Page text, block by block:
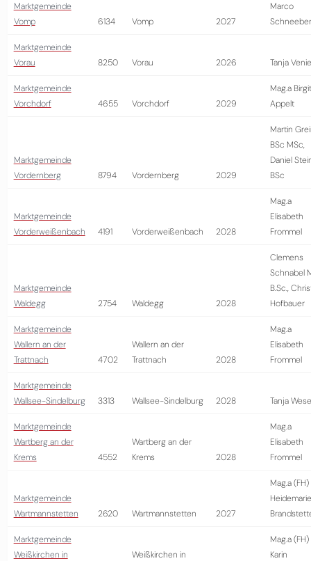
Marktgemeinde
Vomp
6134 Vomp 2027
Marco
Marktgemeinde
Vorau
8250 Vorau 2026 Tanja
Marktgemeinde
Vorchdorf
4655 Vorchdorf 2029
Mag.a Birgit
Appelt
Marktgemeinde
Vordernberg
8794 Vordernberg 2029
Martin
BSc MSc,
Daniel
BSc
Marktgemeinde
Vorderweißenbach
4191 Vorderweißenbach 2028
Mag.a
Elisabeth
Frommel
Marktgemeinde
Waldegg
2754 Waldegg 2028
Clemens
Schnabel
B.Sc.,
Hofbauer
Marktgemeinde
Wallern an der
Trattnach
4702
Wallern an der
Trattnach
2028
Mag.a
Elisabeth
Frommel
Marktgemeinde
Wallsee-Sindelburg
3313 Wallsee-Sindelburg 2028 Tanja
Marktgemeinde
Wartberg an der
Krems
4552
Wartberg an der
Krems
2028
Mag.a
Elisabeth
Frommel
Marktgemeinde
Wartmannstetten
2620 Wartmannstetten 2027
Mag.a (FH)
Heidemarie
Marktgemeinde
Weißkirchen in
Weißkirchen in
Mag.a (FH)
Karin